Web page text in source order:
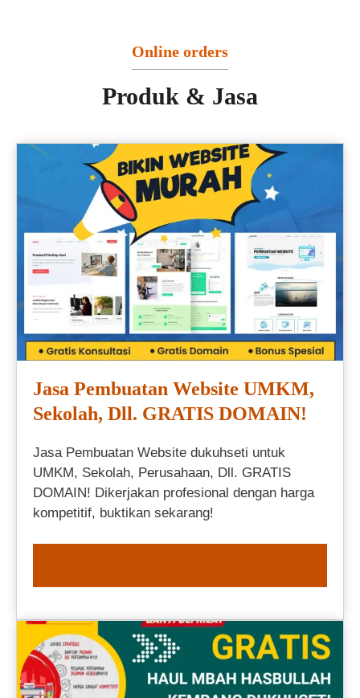
Online orders
Produk & Jasa
Jasa Pembuatan Website UMKM,
Sekolah, Dll. GRATIS DOMAIN!
Jasa Pembuatan Website dukuhseti untuk
UMKM, Sekolah, Perusahaan, Dll. GRATIS
DOMAIN! Dikerjakan profesional dengan harga
kompetitif, buktikan sekarang!